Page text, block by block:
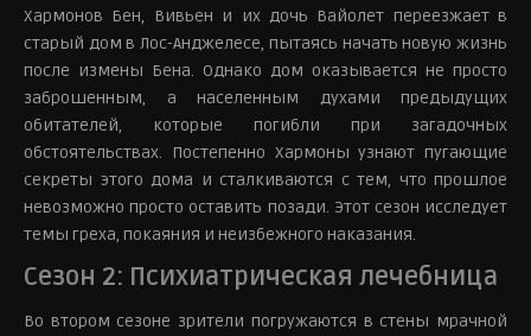
Хармонов Бен, Вивьен и их дочь Вайолет переезжает в
старый дом в Лос-Анджелесе, пытаясь начать новую жизнь
после измены Бена. Однако дом оказывается не просто
заброшенным, а населенным духами предыдущих
обитателей, которые погибли при загадочных
обстоятельствах. Постепенно Хармоны узнают пугающие
секреты этого дома и сталкиваются с тем, что прошлое
невозможно просто оставить позади. Этот сезон исследует
темы греха, покаяния и неизбежного наказания.
Сезон 2: Психиатрическая лечебница
Во втором сезоне зрители погружаются в стены мрачной